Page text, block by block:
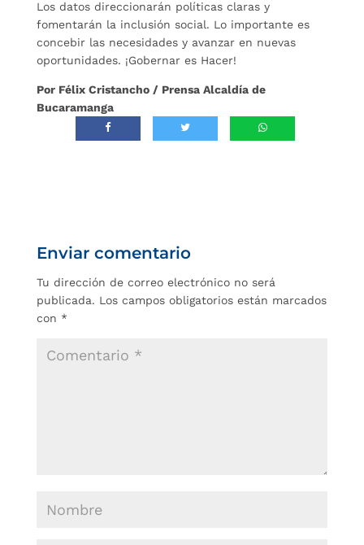
Los datos direccionarán políticas claras y
fomentarán la inclusión social. Lo importante es
concebir las necesidades y avanzar en nuevas
oportunidades. ¡Gobernar es Hacer!
Por Félix Cristancho / Prensa Alcaldía de
Bucaramanga
Enviar comentario
Tu dirección de correo electrónico no será
publicada. Los campos obligatorios están marcados
con *